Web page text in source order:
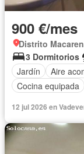
900 €/mes
Distrito
3 Dormitorios
Jardín
Aire
Cocina equipada
12 jul 2026 en